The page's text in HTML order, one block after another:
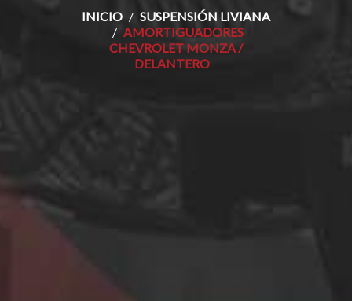
INICIO
SUSPENSIÓN LIVIANA
AMORTIGUADORES
CHEVROLET MONZA /
DELANTERO